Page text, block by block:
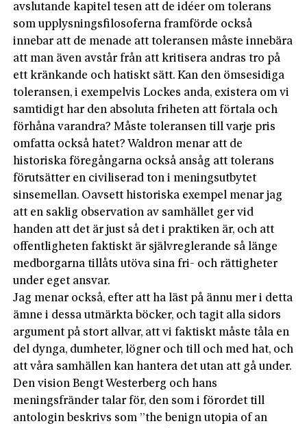
avslutande kapitel tesen att de idéer om tolerans
som upplysningsfilosoferna framförde också
innebar att de menade att toleransen måste innebära
att man även avstår från att kritisera andras tro på
ett kränkande och hatiskt sätt. Kan den ömsesidiga
toleransen, i exempelvis Lockes anda, existera om vi
samtidigt har den absoluta friheten att förtala och
förhåna varandra? Måste toleransen till varje pris
omfatta också hatet? Waldron menar att de
historiska föregångarna också ansåg att tolerans
förutsätter en civiliserad ton i meningsutbytet
sinsemellan. Oavsett historiska exempel menar jag
att en saklig observation av samhället ger vid
handen att det är just så det i praktiken är, och att
offentligheten faktiskt är självreglerande så länge
medborgarna tillåts utöva sina fri- och rättigheter
under eget ansvar.
Jag menar också, efter att ha läst på ännu mer i detta
ämne i dessa utmärkta böcker, och tagit alla sidors
argument på stort allvar, att vi faktiskt måste tåla en
del dynga, dumheter, lögner och till och med hat, och
att våra samhällen kan hantera det utan att gå under.
Den vision Bengt Westerberg och hans
meningsfränder talar för, den som i förordet till
antologin beskrivs som ”the benign utopia of an